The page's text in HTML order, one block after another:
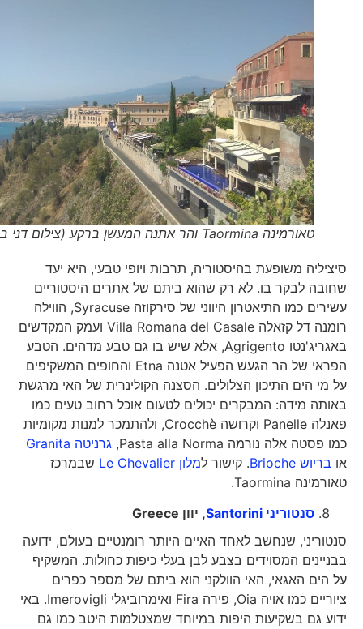
טאורמינה Taormina והר אתנה המעשן ברקע (צילום דני בר)
סיציליה משופעת בהיסטוריה, תרבות ויופי טבעי, היא יעד
שחובה לבקר בו. לא רק שהוא ביתם של אתרים היסטוריים
עשירים כמו התיאטרון היווני של סירקוזה Syracuse, הווילה
רומנה דל קזאלה Villa Romana del Casale ועמק המקדשים
באגריג'נטו Agrigento, אלא שיש בו גם טבע מדהים. הטבע
הפראי של הר הגעש הפעיל אטנה Etna והחופים המשקיפים
על מי הים התיכון הצלולים. הסצנה הקולינרית של האי מרגשת
באותה מידה: המבקרים יכולים לטעום אוכל רחוב טעים כמו
פאנלה Panelle וקרושה Crocchè, ולהתמכר למנות מקומיות
כמו פסטה אלה נורמה Pasta alla Norma,
גרניטה Granita
בריוש Brioche . קישור למלון Le Chevalier
שבמרכז
טאורמינה Taormina.
סנטוריני Santorini
, יווןGreece
סנטוריני, שנחשב לאחד האיים היותר רומנטיים בעולם, ידועה
בבניינים המסוידים בצבע לבן בעלי כיפות כחולות. המשקיף
על הים האגאי, האי הוולקני הוא ביתם של מספר כפרים
ציוריים כמו אויה Oia, פירה Fira ואימרוביגלי Imerovigli. באי
ידוע גם בשקיעות היפות במיוחד שמצטלמות היטב כמו גם